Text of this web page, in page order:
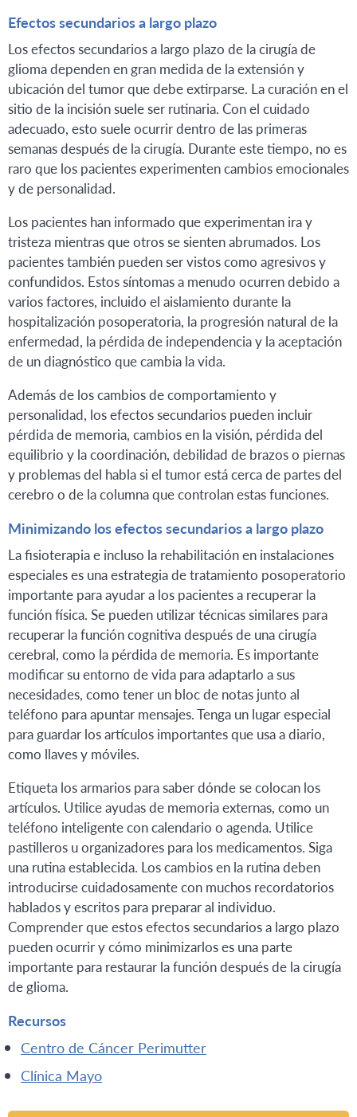
Efectos secundarios a largo plazo
Los efectos secundarios a largo plazo de la cirugía de
glioma dependen en gran medida de la extensión y
ubicación del tumor que debe extirparse. La curación en el
sitio de la incisión suele ser rutinaria. Con el cuidado
adecuado, esto suele ocurrir dentro de las primeras
semanas después de la cirugía. Durante este tiempo, no es
raro que los pacientes experimenten cambios emocionales
y de personalidad.
Los pacientes han informado que experimentan ira y
tristeza mientras que otros se sienten abrumados. Los
pacientes también pueden ser vistos como agresivos y
confundidos. Estos síntomas a menudo ocurren debido a
varios factores, incluido el aislamiento durante la
hospitalización posoperatoria, la progresión natural de la
enfermedad, la pérdida de independencia y la aceptación
de un diagnóstico que cambia la vida.
Además de los cambios de comportamiento y
personalidad, los efectos secundarios pueden incluir
pérdida de memoria, cambios en la visión, pérdida del
equilibrio y la coordinación, debilidad de brazos o piernas
y problemas del habla si el tumor está cerca de partes del
cerebro o de la columna que controlan estas funciones.
Minimizando los efectos secundarios a largo plazo
La fisioterapia e incluso la rehabilitación en instalaciones
especiales es una estrategia de tratamiento posoperatorio
importante para ayudar a los pacientes a recuperar la
función física. Se pueden utilizar técnicas similares para
recuperar la función cognitiva después de una cirugía
cerebral, como la pérdida de memoria. Es importante
modificar su entorno de vida para adaptarlo a sus
necesidades, como tener un bloc de notas junto al
teléfono para apuntar mensajes. Tenga un lugar especial
para guardar los artículos importantes que usa a diario,
como llaves y móviles.
Etiqueta los armarios para saber dónde se colocan los
artículos. Utilice ayudas de memoria externas, como un
teléfono inteligente con calendario o agenda. Utilice
pastilleros u organizadores para los medicamentos. Siga
una rutina establecida. Los cambios en la rutina deben
introducirse cuidadosamente con muchos recordatorios
hablados y escritos para preparar al individuo.
Comprender que estos efectos secundarios a largo plazo
pueden ocurrir y cómo minimizarlos es una parte
importante para restaurar la función después de la cirugía
de glioma.
Recursos
Centro de Cáncer Perimutter
Clínica Mayo